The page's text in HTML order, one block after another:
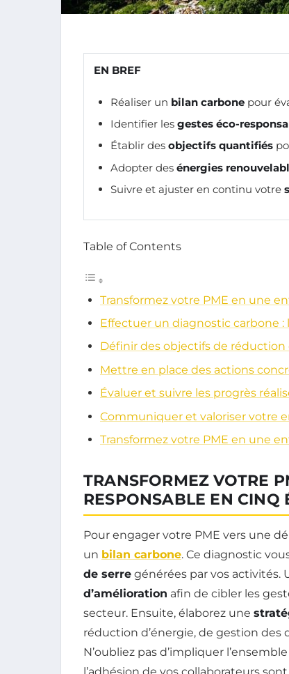
EN BREF
Réaliser un bilan carbone pour
Identifier les gestes éco-
Établir des objectifs quantifiés
Adopter des énergies
Suivre et ajuster en continu votre
Table of Contents
Transformez votre PME en une
Effectuer un diagnostic carbone
Définir des objectifs de réduction
Mettre en place des actions
Évaluer et suivre les progrès
Communiquer et valoriser votre
Transformez votre PME en une
TRANSFORMEZ VOTRE
RESPONSABLE EN CINQ
Pour engager votre PME vers une
un bilan carbone. Ce diagnostic
de serre générées par vos activités.
d’amélioration afin de cibler les
secteur. Ensuite, élaborez une
réduction d’énergie, de gestion
N’oubliez pas d’impliquer